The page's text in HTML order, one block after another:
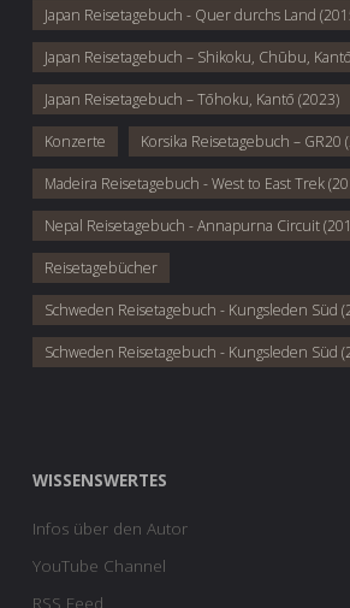
Japan Reisetagebuch - Quer durchs Land
Japan Reisetagebuch – Shikoku, Chūbu,
Japan Reisetagebuch – Tōhoku, Kantō (2023)
Konzerte Korsika Reisetagebuch – GR20
Madeira Reisetagebuch - West to East Trek
Nepal Reisetagebuch - Annapurna Circuit
Reisetagebücher
Schweden Reisetagebuch - Kungsleden Süd
Schweden Reisetagebuch - Kungsleden Süd
WISSENSWERTES
Infos über den Autor
YouTube Channel
RSS Feed